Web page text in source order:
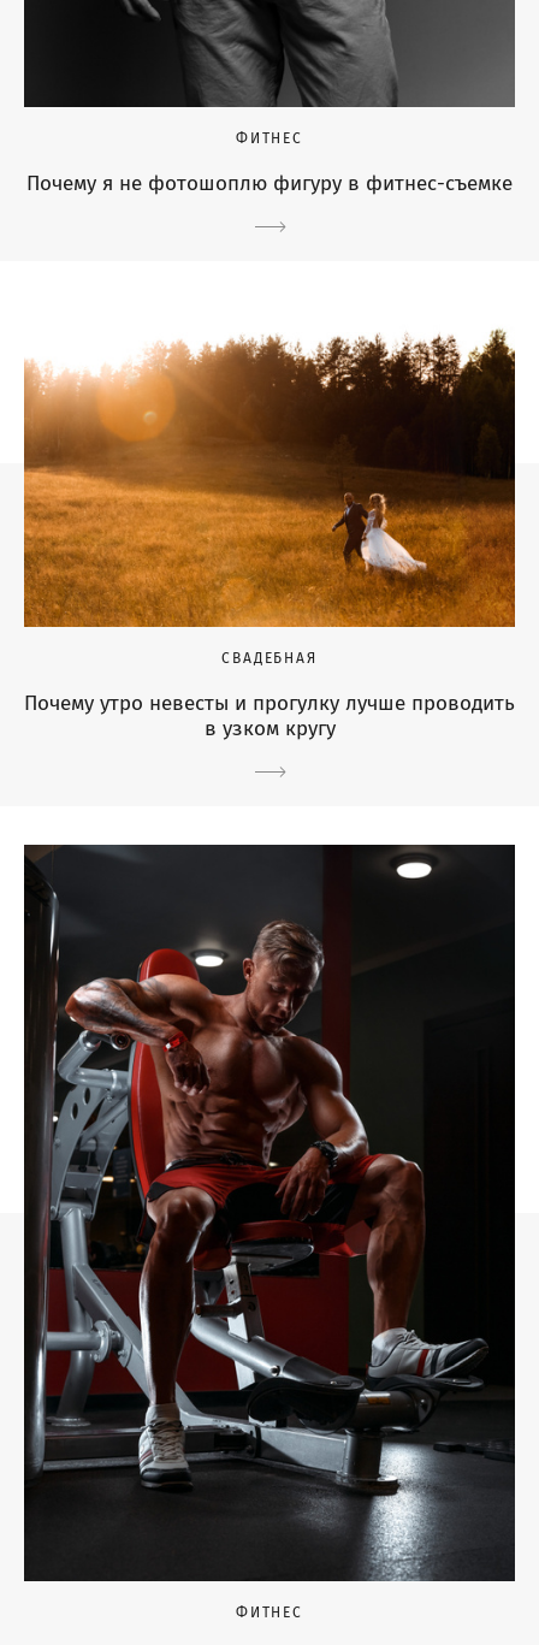
ФИТНЕС
Почему я не фотошоплю фигуру в фитнес-съемке
СВАДЕБНАЯ
Почему утро невесты и прогулку лучше проводить
в узком кругу
ФИТНЕС